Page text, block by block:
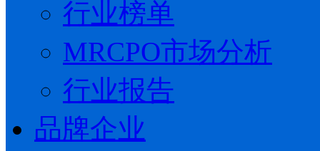
行业榜单
MRCPO市场分析
行业报告
品牌企业